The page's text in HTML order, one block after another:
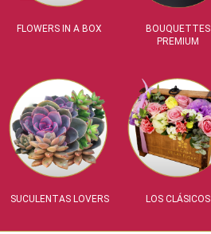
FLOWERS IN A BOX
BOUQUETTES
PREMIUM
SUCULENTAS LOVERS LOS CLÁSICOS